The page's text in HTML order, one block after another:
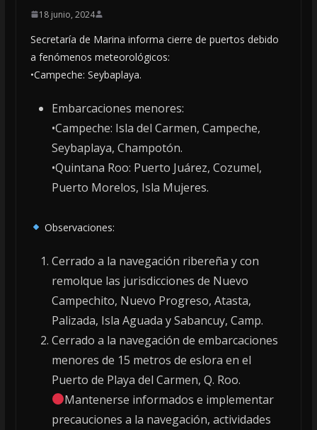
18 junio, 2024
Secretaría de Marina informa cierre de puertos debido
a fenómenos meteorológicos:
•Campeche: Seybaplaya.
Embarcaciones menores:
•Campeche: Isla del Carmen, Campeche,
Seybaplaya, Champotón.
•Quintana Roo: Puerto Juárez, Cozumel,
Puerto Morelos, Isla Mujeres.
Observaciones:
Cerrado a la navegación ribereña y con
remolque las jurisdicciones de Nuevo
Campechito, Nuevo Progreso, Atasta,
Palizada, Isla Aguada y Sabancuy, Camp.
Cerrado a la navegación de embarcaciones
menores de 15 metros de eslora en el
Puerto de Playa del Carmen, Q. Roo.
Mantenerse informados e implementar
precauciones a la navegación, actividades